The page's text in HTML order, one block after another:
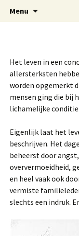
Stichting
Menu
Het leven in een
allersterksten
worden opgemerkt
mensen ging die bij
lichamelijke conditie
Eigenlijk laat het
beschrijven. Het
beheerst door
oververmoeidheid,
en heel vaak ook
vermiste
slechts een indruk.